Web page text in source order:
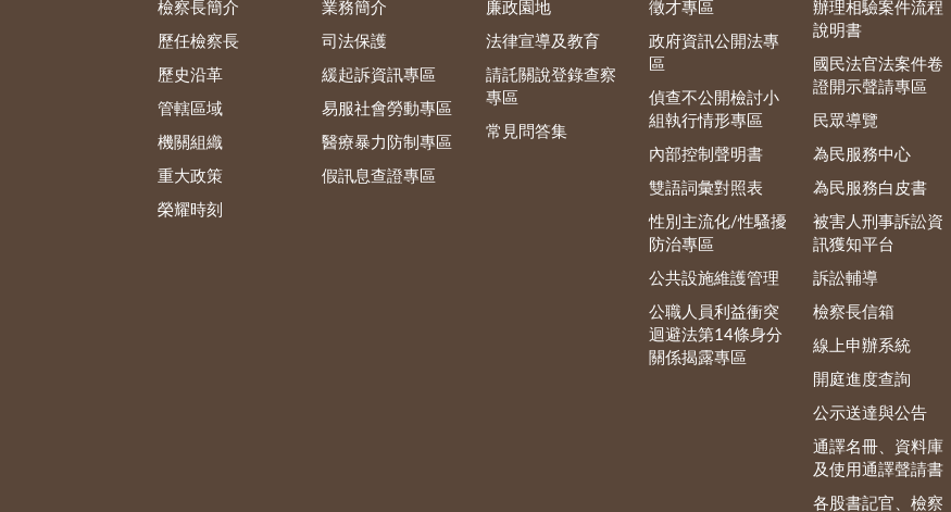
檢察長簡介
歷任檢察長
歷史沿革
管轄區域
機關組織
重大政策
榮耀時刻
業務簡介
司法保護
緩起訴資訊專區
易服社會勞動專區
醫療暴力防制專區
假訊息查證專區
廉政園地
法律宣導及教育
請託關說登錄查察
專區
常見問答集
徵才專區
政府資訊公開法專
區
偵查不公開檢討小
組執行情形專區
內部控制聲明書
雙語詞彙對照表
性別主流化/性騷擾
防治專區
公共設施維護管理
公職人員利益衝突
迴避法第14條身分
關係揭露專區
辦理相驗案件流程
說明書
國民法官法案件卷
證開示聲請專區
民眾導覽
為民服務中心
為民服務白皮書
被害人刑事訴訟資
訊獲知平台
訴訟輔導
檢察長信箱
線上申辦系統
開庭進度查詢
公示送達與公告
通譯名冊、資料庫
及使用通譯聲請書
各股書記官、檢察